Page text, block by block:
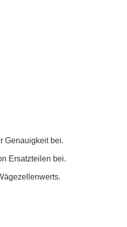
Genauigkeit bei.
Ersatzteilen bei.